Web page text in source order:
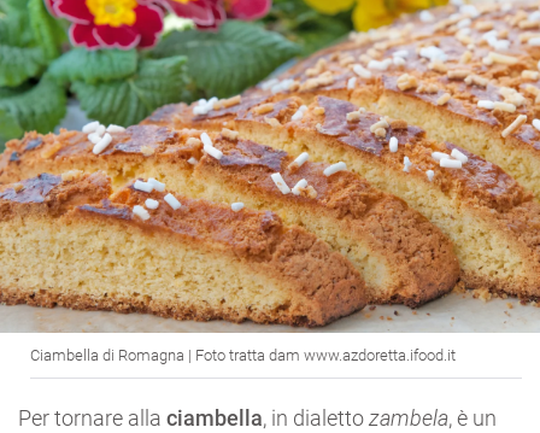
Ciambella di Romagna | Foto tratta dam www.azdoretta.ifood.it
Per tornare alla ciambella, in dialettozambela, è un